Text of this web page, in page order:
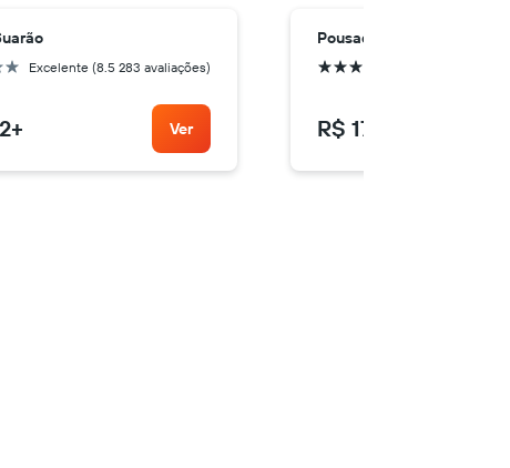
Excelente (8.5 283 avaliações)
+ Ver
Pousada D'Ibiza
3 estrelas
R$ 178